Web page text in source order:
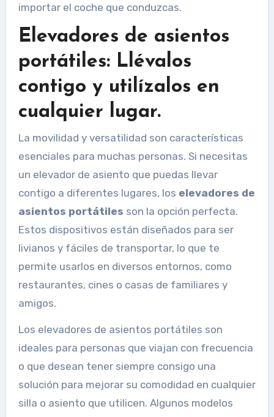
importar el coche que conduzcas.
Elevadores de asientos
portátiles: Llévalos
contigo y utilízalos en
cualquier lugar.
La movilidad y versatilidad son características
esenciales para muchas personas. Si necesitas
un elevador de asiento que puedas llevar
contigo a diferentes lugares, los elevadores de
asientos portátiles son la opción perfecta.
Estos dispositivos están diseñados para ser
livianos y fáciles de transportar, lo que te
permite usarlos en diversos entornos, como
restaurantes, cines o casas de familiares y
amigos.
Los elevadores de asientos portátiles son
ideales para personas que viajan con frecuencia
o que desean tener siempre consigo una
solución para mejorar su comodidad en cualquier
silla o asiento que utilicen. Algunos modelos